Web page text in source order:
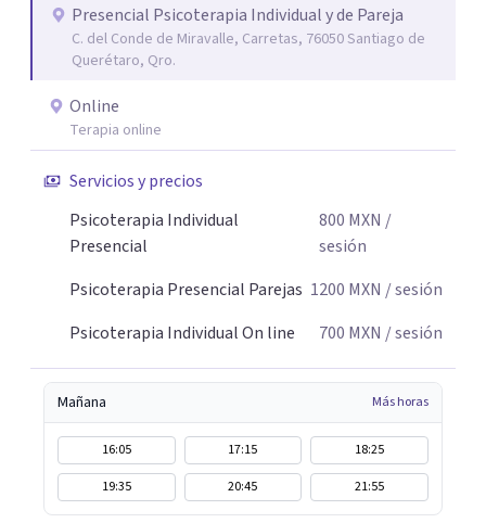
Presencial Psicoterapia Individual y de Pareja
C. del Conde de Miravalle, Carretas, 76050 Santiago de
Querétaro, Qro.
Online
Terapia online
Servicios y precios
Psicoterapia Individual
Presencial
800 MXN /
sesión
Psicoterapia Presencial Parejas 1200 MXN / sesión
Psicoterapia Individual On line
700 MXN / sesión
Mañana Más horas
16:05 17:15
18:25
19:35
20:45 21:55